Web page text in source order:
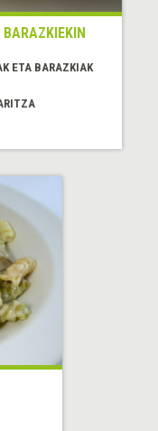
ETA BARAZKIAK